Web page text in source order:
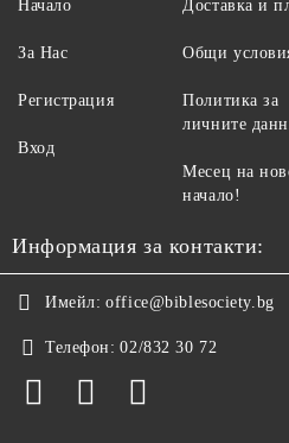
обозначаваща
първия екран (в
Библейските
ревизирано
библейско дружество
Начало
За Нас
Регистрация
Вход
Доставка и
Общи
Политика за
личните
Месец на
начало!
Информация за контакти:
Имейл: office@biblesociety.bg
Телефон: 02/832 30 72